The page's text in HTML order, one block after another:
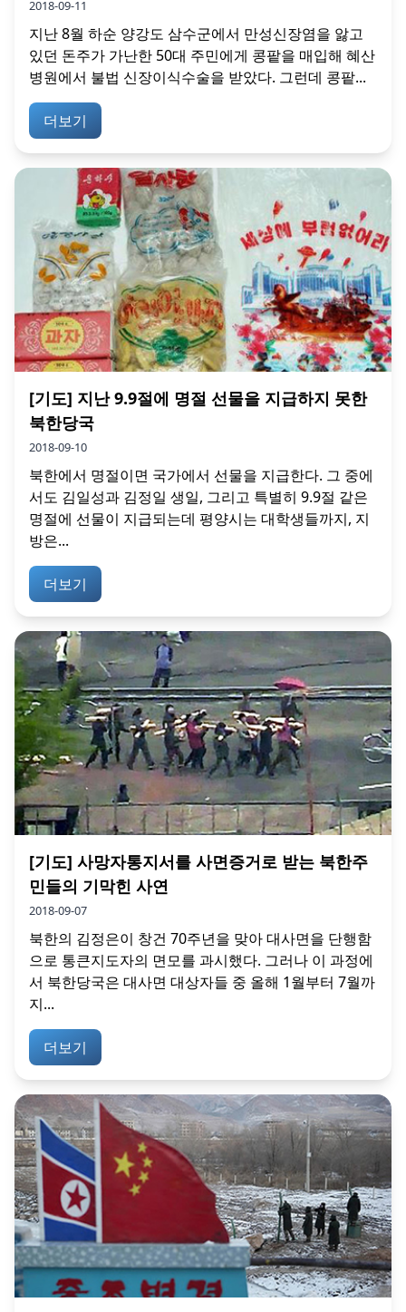
2018-09-11
지난 8월 하순 양강도 삼수군에서 만성신장염을 앓고
있던 돈주가 가난한 50대 주민에게 콩팥을 매입해 혜산
병원에서 불법 신장이식수술을 받았다. 그런데 콩팥...
더보기
[기도] 지난 9.9절에 명절 선물을 지급하지 못한
북한당국
2018-09-10
북한에서 명절이면 국가에서 선물을 지급한다. 그 중에
서도 김일성과 김정일 생일, 그리고 특별히 9.9절 같은
명절에 선물이 지급되는데 평양시는 대학생들까지, 지
방은...
더보기
[기도] 사망자통지서를 사면증거로 받는 북한주
민들의 기막힌 사연
2018-09-07
북한의 김정은이 창건 70주년을 맞아 대사면을 단행함
으로 통큰지도자의 면모를 과시했다. 그러나 이 과정에
서 북한당국은 대사면 대상자들 중 올해 1월부터 7월까
지...
더보기